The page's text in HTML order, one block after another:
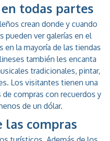
todas partes
crean donde y cuando
pueden ver galerías en el
en la mayoría de las tiendas
también les encanta
tradicionales, pintar,
Los visitantes tienen una
compras con recuerdos y
de un dólar.
las compras